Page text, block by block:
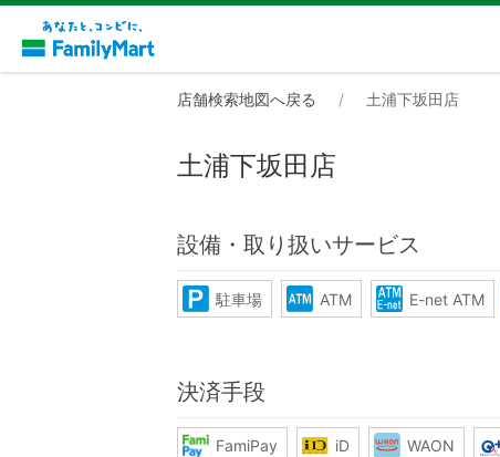
店舗検索地図へ戻る 土浦下坂田店
土浦下坂田店
設備・取り扱いサービス
駐車場 ATM E-net ATM
決済手段
FamiPay iD WAON